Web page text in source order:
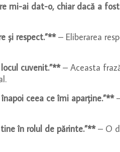
mi-ai dat-o, chiar dacă a
și respect.”**– Eliberarea
cuvenit.”**– Aceasta
ceea ce îmi aparține.”**
în rolul de părinte.”**– O